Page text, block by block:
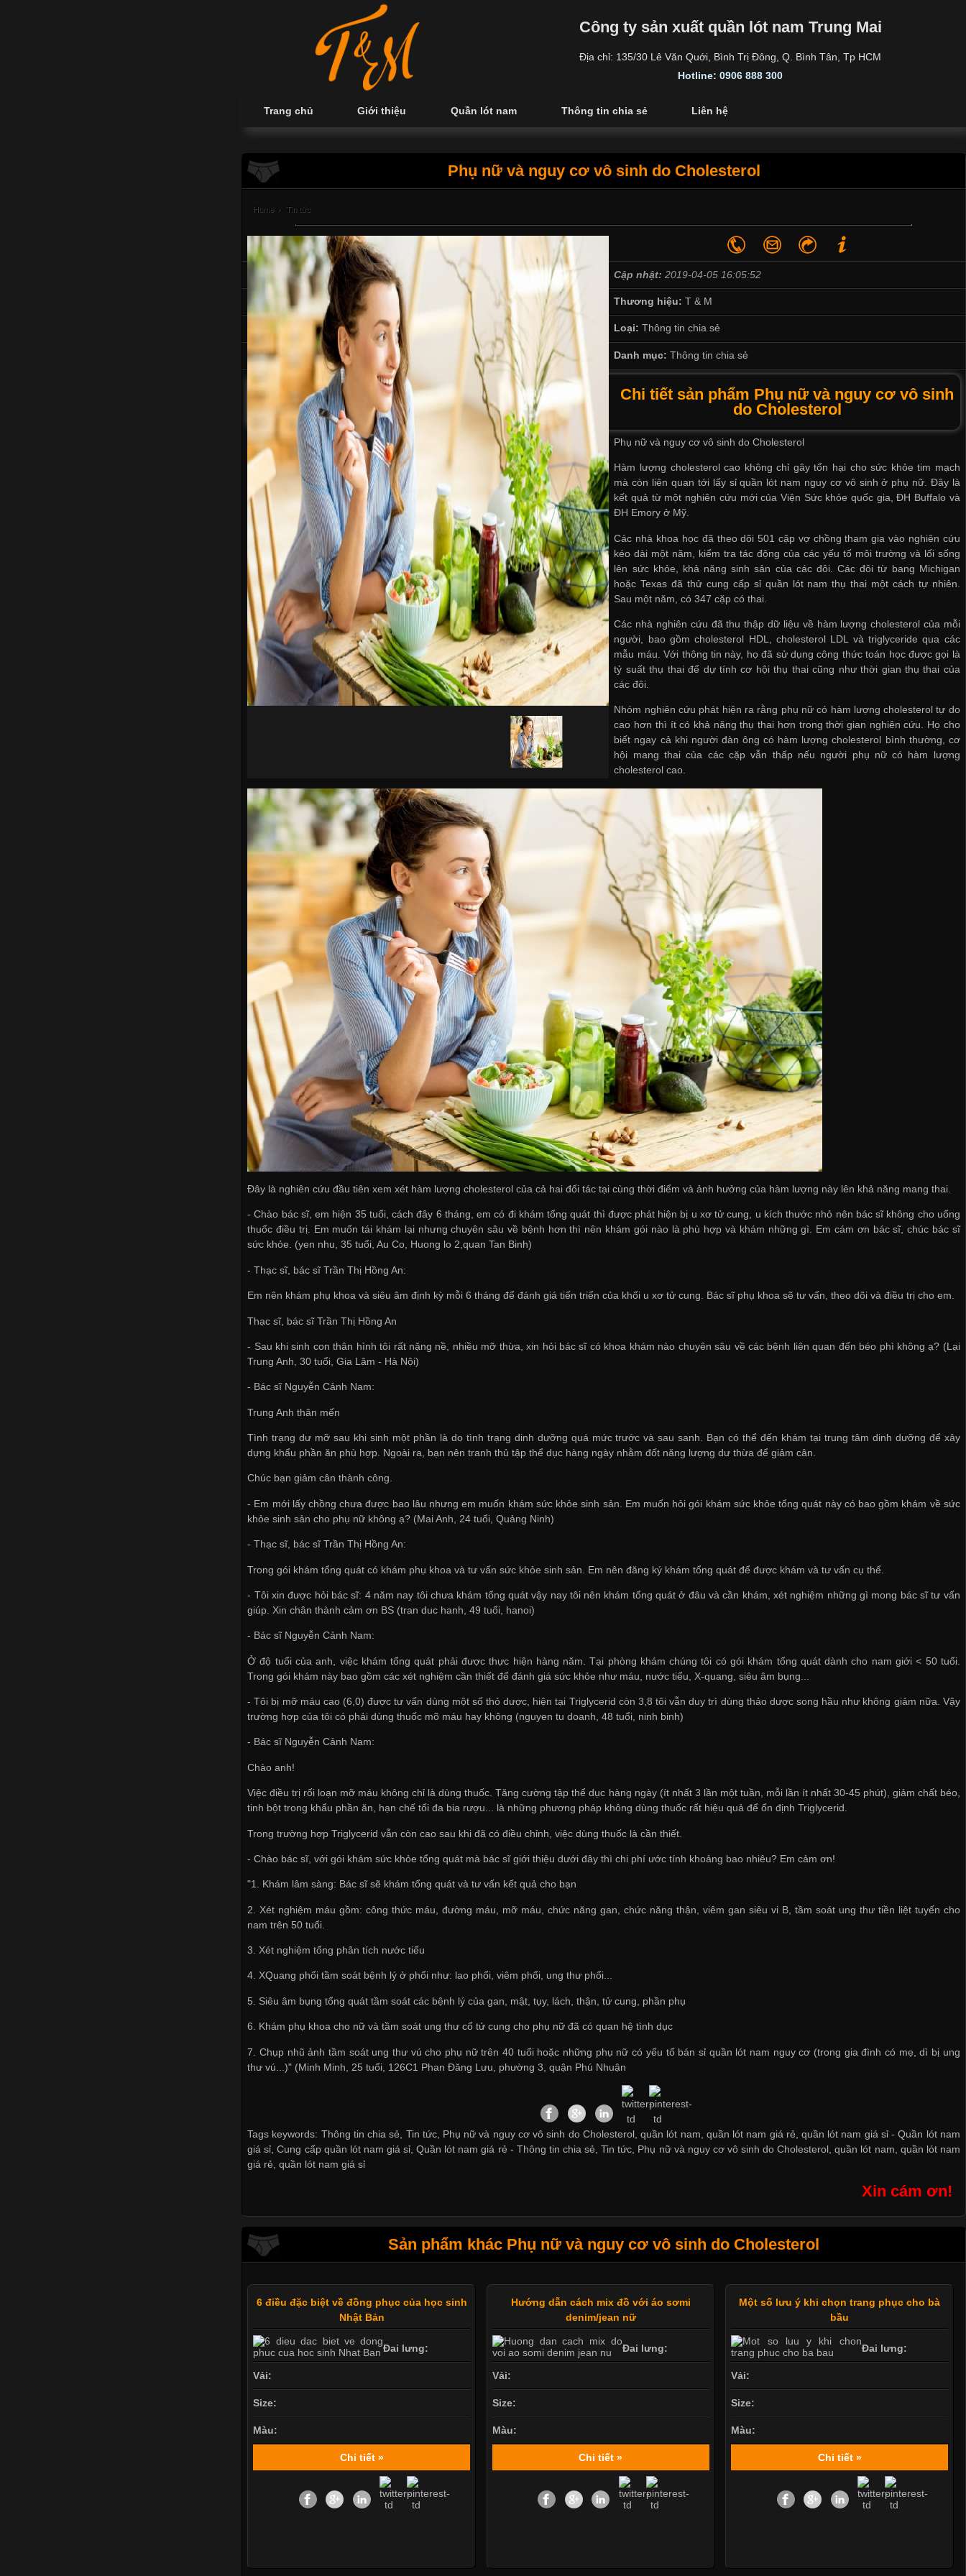
Công ty sản xuất quần lót nam Trung Mai
Địa chỉ: 135/30 Lê Văn Quới, Bình Trị Đông, Q. Bình Tân, Tp HCM
Hotline: 0906 888 300
Trang chủ Giới thiệu Quần lót nam Thông tin chia sẻ Liên hệ
Phụ nữ và nguy cơ vô sinh do Cholesterol
Home › Tin tức
Cập nhật: 2019-04-05 16:05:52
Thương hiệu:T & M
Loại: Thông tin chia sẻ
Danh mục: Thông tin chia sẻ
Chi tiết sản phẩm Phụ nữ và nguy cơ vô sinh
do Cholesterol
Phụ nữ và nguy cơ vô sinh do Cholesterol
Hàm lượng cholesterol cao không chỉ gây tổn hại cho sức khỏe tim mạch
mà còn liên quan tới lấy sỉ quần lót nam nguy cơ vô sinh ở phụ nữ. Đây là
kết quả từ một nghiên cứu mới của Viện Sức khỏe quốc gia, ĐH Buffalo và
ĐH Emory ở Mỹ.
Các nhà khoa học đã theo dõi 501 cặp vợ chồng tham gia vào nghiên cứu
kéo dài một năm, kiểm tra tác động của các yếu tố môi trường và lối sống
lên sức khỏe, khả năng sinh sản của các đôi. Các đôi từ bang Michigan
hoặc Texas đã thử cung cấp sỉ quần lót nam thụ thai một cách tự nhiên.
Sau một năm, có 347 cặp có thai.
Các nhà nghiên cứu đã thu thập dữ liệu về hàm lượng cholesterol của mỗi
người, bao gồm cholesterol HDL, cholesterol LDL và triglyceride qua các
mẫu máu. Với thông tin này, họ đã sử dụng công thức toán học được gọi là
tỷ suất thụ thai để dự tính cơ hội thụ thai cũng như thời gian thụ thai của
các đôi.
Nhóm nghiên cứu phát hiện ra rằng phụ nữ có hàm lượng cholesterol tự do
cao hơn thì ít có khả năng thụ thai hơn trong thời gian nghiên cứu. Họ cho
biết ngay cả khi người đàn ông có hàm lượng cholesterol bình thường, cơ
hội mang thai của các cặp vẫn thấp nếu người phụ nữ có hàm lượng
cholesterol cao.
Đây là nghiên cứu đầu tiên xem xét hàm lượng cholesterol của cả hai đối tác tại cùng thời điểm và ảnh hưởng của hàm lượng này lên khả năng mang thai.
- Chào bác sĩ, em hiện 35 tuổi, cách đây 6 tháng, em có đi khám tổng quát thì được phát hiện bị u xơ tử cung, u kích thước nhỏ nên bác sĩ không cho uống
thuốc điều trị. Em muốn tái khám lại nhưng chuyên sâu về bệnh hơn thì nên khám gói nào là phù hợp và khám những gì. Em cám ơn bác sĩ, chúc bác sĩ
sức khỏe. (yen nhu, 35 tuổi, Au Co, Huong lo 2,quan Tan Binh)
- Thạc sĩ, bác sĩ Trần Thị Hồng An:
Em nên khám phụ khoa và siêu âm định kỳ mỗi 6 tháng để đánh giá tiến triển của khối u xơ tử cung. Bác sĩ phụ khoa sẽ tư vấn, theo dõi và điều trị cho em.
Thạc sĩ, bác sĩ Trần Thị Hồng An
- Sau khi sinh con thân hình tôi rất nặng nề, nhiều mỡ thừa, xin hỏi bác sĩ có khoa khám nào chuyên sâu về các bệnh liên quan đến béo phì không ạ? (Lại
Trung Anh, 30 tuổi, Gia Lâm - Hà Nội)
- Bác sĩ Nguyễn Cảnh Nam:
Trung Anh thân mến
Tình trạng dư mỡ sau khi sinh một phần là do tình trạng dinh dưỡng quá mức trước và sau sanh. Bạn có thể đến khám tại trung tâm dinh dưỡng để xây
dựng khẩu phần ăn phù hợp. Ngoài ra, bạn nên tranh thủ tập thể dục hàng ngày nhằm đốt năng lượng dư thừa để giảm cân.
Chúc bạn giảm cân thành công.
- Em mới lấy chồng chưa được bao lâu nhưng em muốn khám sức khỏe sinh sản. Em muốn hỏi gói khám sức khỏe tổng quát này có bao gồm khám về sức
khỏe sinh sản cho phụ nữ không ạ? (Mai Anh, 24 tuổi, Quảng Ninh)
- Thạc sĩ, bác sĩ Trần Thị Hồng An:
Trong gói khám tổng quát có khám phụ khoa và tư vấn sức khỏe sinh sản. Em nên đăng ký khám tổng quát để được khám và tư vấn cụ thể.
- Tôi xin được hỏi bác sĩ: 4 năm nay tôi chưa khám tổng quát vậy nay tôi nên khám tổng quát ở đâu và cần khám, xét nghiệm những gì mong bác sĩ tư vấn
giúp. Xin chân thành cảm ơn BS (tran duc hanh, 49 tuổi, hanoi)
- Bác sĩ Nguyễn Cảnh Nam:
Ở độ tuổi của anh, việc khám tổng quát phải được thực hiện hàng năm. Tại phòng khám chúng tôi có gói khám tổng quát dành cho nam giới < 50 tuổi.
Trong gói khám này bao gồm các xét nghiệm cần thiết để đánh giá sức khỏe như máu, nước tiểu, X-quang, siêu âm bụng...
- Tôi bị mỡ máu cao (6,0) được tư vấn dùng một số thỏ dược, hiện tại Triglycerid còn 3,8 tôi vẫn duy trì dùng thảo dược song hầu như không giảm nữa. Vậy
trường hợp của tôi có phải dùng thuốc mõ máu hay không (nguyen tu doanh, 48 tuổi, ninh binh)
- Bác sĩ Nguyễn Cảnh Nam:
Chào anh!
Việc điều trị rối loạn mỡ máu không chỉ là dùng thuốc. Tăng cường tập thể dục hàng ngày (ít nhất 3 lần một tuần, mỗi lần ít nhất 30-45 phút), giảm chất béo,
tinh bột trong khẩu phần ăn, hạn chế tối đa bia rượu... là những phương pháp không dùng thuốc rất hiệu quả để ổn định Triglycerid.
Trong trường hợp Triglycerid vẫn còn cao sau khi đã có điều chỉnh, việc dùng thuốc là cần thiết.
- Chào bác sĩ, với gói khám sức khỏe tổng quát mà bác sĩ giới thiệu dưới đây thì chi phí ước tính khoảng bao nhiêu? Em cảm ơn!
"1. Khám lâm sàng: Bác sĩ sẽ khám tổng quát và tư vấn kết quả cho bạn
2. Xét nghiệm máu gồm: công thức máu, đường máu, mỡ máu, chức năng gan, chức năng thận, viêm gan siêu vi B, tầm soát ung thư tiền liệt tuyến cho
nam trên 50 tuổi.
3. Xét nghiệm tổng phân tích nước tiểu
4. XQuang phổi tầm soát bệnh lý ở phổi như: lao phổi, viêm phổi, ung thư phổi...
5. Siêu âm bụng tổng quát tầm soát các bệnh lý của gan, mật, tụy, lách, thận, tử cung, phần phụ
6. Khám phụ khoa cho nữ và tầm soát ung thư cổ tử cung cho phụ nữ đã có quan hệ tình dục
7. Chụp nhũ ảnh tầm soát ung thư vú cho phụ nữ trên 40 tuổi hoặc những phụ nữ có yếu tố bán sỉ quần lót nam nguy cơ (trong gia đình có mẹ, dì bị ung
thư vú...)" (Minh Minh, 25 tuổi, 126C1 Phan Đăng Lưu, phường 3, quận Phú Nhuận
Tags keywords: Thông tin chia sẻ, Tin tức, Phụ nữ và nguy cơ vô sinh do Cholesterol, quần lót nam, quần lót nam giá rẻ, quần lót nam giá sỉ -Quần lót nam
giá sỉ ,Cung cấp quần lót nam giá sỉ ,Quần lót nam giá rẻ - Thông tin chia sẻ ,Tin tức Phụ nữ và nguy cơ vô sinh do Cholesterol ,quần lót nam quần lót nam
giá rẻ ,quần lót nam giá sỉ
Xin cám ơn!
Sản phẩm khác Phụ nữ và nguy cơ vô sinh do Cholesterol
6 điều đặc biệt về đồng phục của học sinh
Nhật Bản
Đai lưng:
Vải:
Size:
Màu:
Chi tiết »
Hướng dẫn cách mix đồ với áo sơmi
denim/jean nữ
Đai lưng:
Vải:
Size:
Màu:
Chi tiết »
Một số lưu ý khi chọn trang phục cho bà
bầu
Đai lưng:
Vải:
Size:
Màu:
Chi tiết »